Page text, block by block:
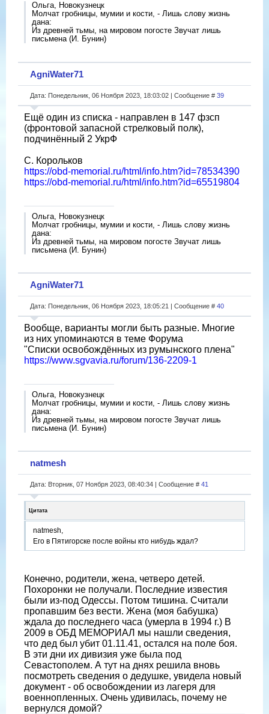
Ольга, Новокузнецк
Молчат гробницы, мумии и кости, - Лишь слову жизнь
дана:
Из древней тьмы, на мировом погосте Звучат лишь
письмена (И. Бунин)
AgniWater71
Дата: Понедельник, 06 Ноября 2023, 18:03:02 | Сообщение # 39
Ещë один из списка - направлен в 147 фзсп
(фронтовой запасной стрелковый полк),
подчинëнный 2 УкрФ
С. Корольков
https://obd-memorial.ru/html/info.htm?id=78534390
https://obd-memorial.ru/html/info.htm?id=65519804
Ольга, Новокузнецк
Молчат гробницы, мумии и кости, - Лишь слову жизнь
дана:
Из древней тьмы, на мировом погосте Звучат лишь
письмена (И. Бунин)
AgniWater71
Дата: Понедельник, 06 Ноября 2023, 18:05:21 | Сообщение # 40
Вообще, варианты могли быть разные. Многие
из них упоминаются в теме Форума
"Списки освобождённых из румынского плена"
https://www.sgvavia.ru/forum/136-2209-1
Ольга, Новокузнецк
Молчат гробницы, мумии и кости, - Лишь слову жизнь
дана:
Из древней тьмы, на мировом погосте Звучат лишь
письмена (И. Бунин)
natmesh
Дата: Вторник, 07 Ноября 2023, 08:40:34 | Сообщение # 41
Цитата
natmesh,
Его в Пятигорске после войны кто нибудь ждал?
Конечно, родители, жена, четверо детей.
Похоронки не получали. Последние известия
были из-под Одессы. Потом тишина. Считали
пропавшим без вести. Жена (моя бабушка)
ждала до последнего часа (умерла в 1994 г.) В
2009 в ОБД МЕМОРИАЛ мы нашли сведения,
что дед был убит 01.11.41, остался на поле боя.
В эти дни их дивизия уже была под
Севастополем. А тут на днях решила вновь
посмотреть сведения о дедушке, увидела новый
документ - об освобождении из лагеря для
военнопленных. Очень удивилась, почему не
вернулся домой?